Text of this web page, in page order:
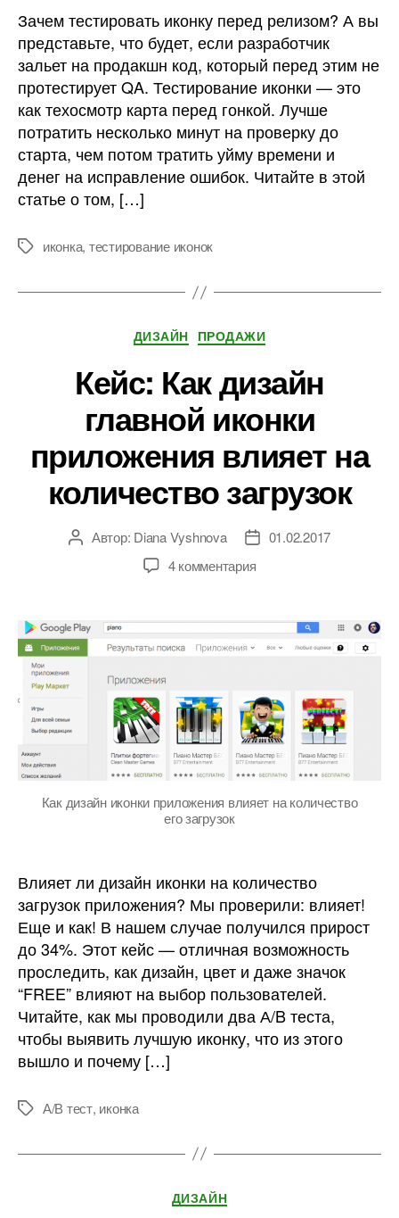
Зачем тестировать иконку перед релизом? А вы
представьте, что будет, если разработчик
зальет на продакшн код, который перед этим не
протестирует QA. Тестирование иконки — это
как техосмотр карта перед гонкой. Лучше
потратить несколько минут на проверку до
старта, чем потом тратить уйму времени и
денег на исправление ошибок. Читайте в этой
статье о том, […]
Меткииконка, тестирование иконок
Рубрики
ДИЗАЙН ПРОДАЖИ
Кейс: Как дизайн
главной иконки
приложения влияет на
количество загрузок
АвторАвтор: Diana Vyshnova
Дата01.02.2017
4 комментарияк
Как
дизайн
приложения
влияет
на
количество
загрузок
Как дизайн иконки приложения влияет на количество
его загрузок
Влияет ли дизайн иконки на количество
загрузок приложения? Мы проверили: влияет!
Еще и как! В нашем случае получился прирост
до 34%. Этот кейс — отличная возможность
проследить, как дизайн, цвет и даже значок
“FREE” влияют на выбор пользователей.
Читайте, как мы проводили два А/B теста,
чтобы выявить лучшую иконку, что из этого
вышло и почему […]
МеткиА/В тест, иконка
Рубрики
ДИЗАЙН